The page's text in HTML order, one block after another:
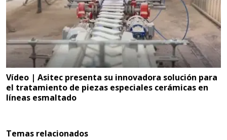
Vídeo | Asitec presenta su innovadora solución para
el tratamiento de piezas especiales cerámicas en
líneas esmaltado
Temas relacionados